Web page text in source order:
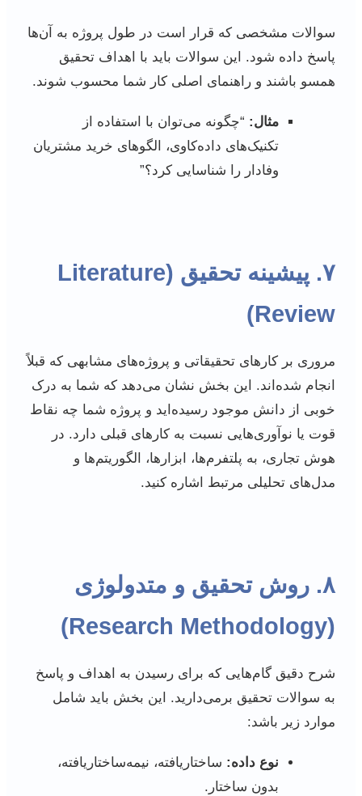
سوالات مشخصی که قرار است در طول پروژه به آن‌ها
پاسخ داده شود. این سوالات باید با اهداف تحقیق
همسو باشند و راهنمای اصلی کار شما محسوب شوند.
مثال: “چگونه می‌توان با استفاده از
تکنیک‌های داده‌کاوی، الگوهای خرید مشتریان
وفادار را شناسایی کرد؟”
۷. پیشینه تحقیق (Literature
Review)
مروری بر کارهای تحقیقاتی و پروژه‌های مشابهی که قبلاً
انجام شده‌اند. این بخش نشان می‌دهد که شما به درک
خوبی از دانش موجود رسیده‌اید و پروژه شما چه نقاط
قوت یا نوآوری‌هایی نسبت به کارهای قبلی دارد. در
هوش تجاری، به پلتفرم‌ها، ابزارها، الگوریتم‌ها و
مدل‌های تحلیلی مرتبط اشاره کنید.
۸. روش تحقیق و متدولوژی
(Research Methodology)
شرح دقیق گام‌هایی که برای رسیدن به اهداف و پاسخ
به سوالات تحقیق برمی‌دارید. این بخش باید شامل
موارد زیر باشد:
نوع داده: ساختاریافته، نیمه‌ساختاریافته،
بدون ساختار.